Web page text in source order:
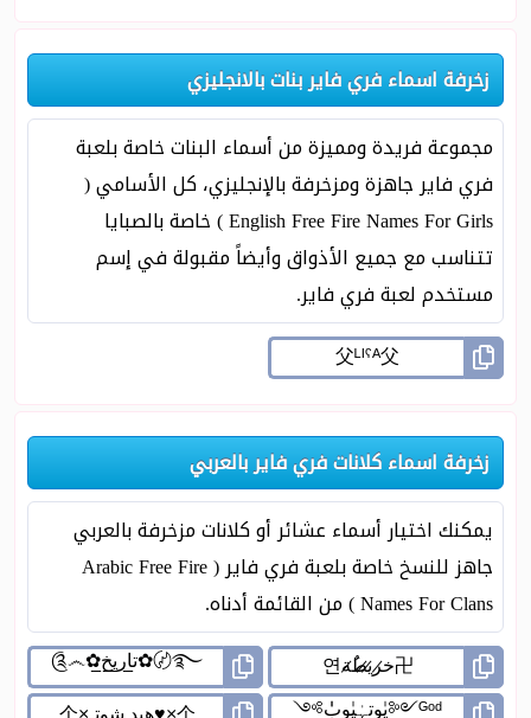
زخرفة اسماء فري فاير بنات بالانجليزي
مجموعة فريدة ومميزة من أسماء البنات خاصة بلعبة
فري فاير جاهزة ومزخرفة بالإنجليزي، كل الأسامي (
English Free Fire Names For Girls ) خاصة بالصبايا
تتناسب مع جميع الأذواق وأيضاً مقبولة في إسم
مستخدم لعبة فري فاير.
زخرفة اسماء كلانات فري فاير بالعربي
يمكنك اختيار أسماء عشائر أو كلانات مزخرفة بالعربي
جاهز للنسخ خاصة بلعبة فري فاير ( Arabic Free Fire
Names For Clans ) من القائمة أدناه.